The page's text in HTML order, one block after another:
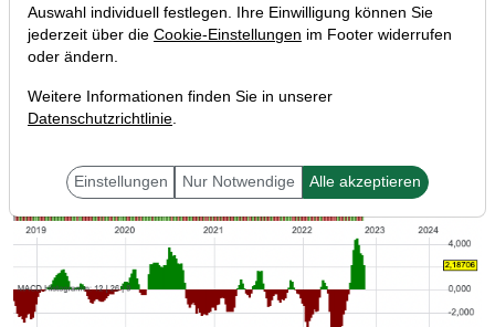
Auswahl individuell festlegen. Ihre Einwilligung können Sie
jederzeit über die Cookie-Einstellungen im Footer widerrufen
oder ändern.
Weitere Informationen finden Sie in unserer
Datenschutzrichtlinie.
Einstellungen Nur Notwendige Alle akzeptieren